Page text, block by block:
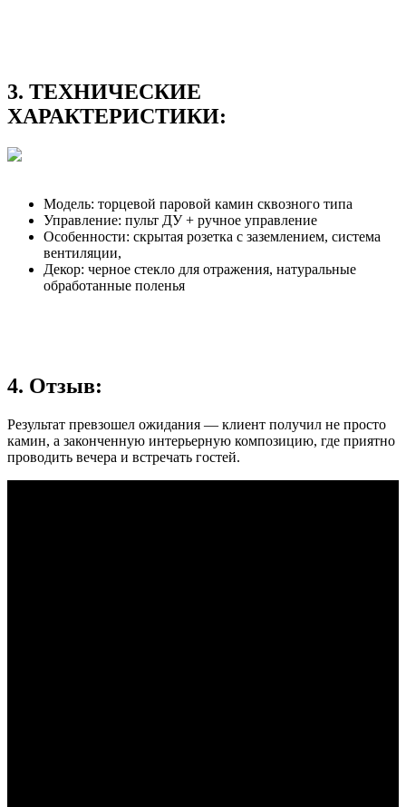
3. ТЕХНИЧЕСКИЕ
ХАРАКТЕРИСТИКИ:
Модель: торцевой паровой камин сквозного типа
Управление: пульт ДУ + ручное управление
Особенности: скрытая розетка с заземлением, система
вентиляции,
Декор: черное стекло для отражения, натуральные
обработанные поленья
4. Отзыв:
Результат превзошел ожидания — клиент получил не просто
камин, а законченную интерьерную композицию, где приятно
проводить вечера и встречать гостей.